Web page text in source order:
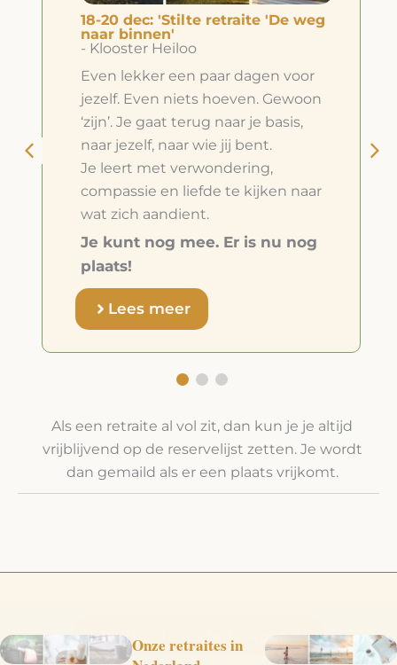
18-20 dec: 'Stilte retraite 'De weg
naar binnen'
- Klooster Heiloo
Even lekker een paar dagen voor
jezelf. Even niets hoeven. Gewoon
‘zijn’. Je gaat terug naar je basis,
naar jezelf, naar wie jij bent.
Je leert met verwondering,
compassie en liefde te kijken naar
wat zich aandient.
Je kunt nog mee. Er is nu nog
plaats!
Lees meer
Als een retraite al vol zit, dan kun je je altijd
vrijblijvend op de reservelijst zetten. Je wordt
dan gemaild als er een plaats vrijkomt.
Onze retraites in
Bekijk de retraite agenda